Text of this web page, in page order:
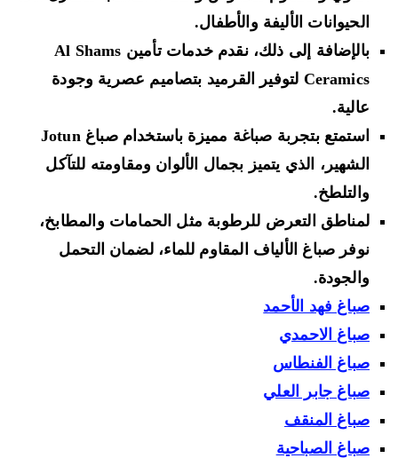
الحيوانات الأليفة والأطفال.
بالإضافة إلى ذلك، نقدم خدمات تأمين Al Shams
Ceramics لتوفير القرميد بتصاميم عصرية وجودة
عالية.
استمتع بتجربة صباغة مميزة باستخدام صباغ Jotun
الشهير، الذي يتميز بجمال الألوان ومقاومته للتآكل
والتلطخ.
لمناطق التعرض للرطوبة مثل الحمامات والمطابخ،
نوفر صباغ الألياف المقاوم للماء، لضمان التحمل
والجودة.
صباغ فهد الأحمد
صباغ الاحمدي
صباغ الفنطاس
صباغ جابر العلي
صباغ المنقف
صباغ الصباحية